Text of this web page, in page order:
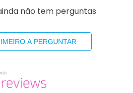
não tem perguntas
A PERGUNTAR